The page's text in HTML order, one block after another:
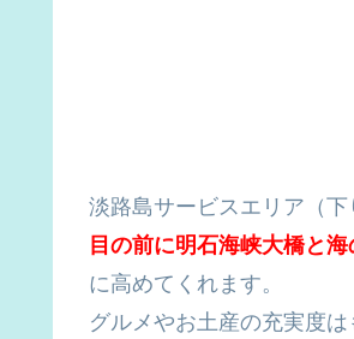
淡路島サービスエリア（
目の前に明石海峡大橋と
に高めてくれます。
グルメやお土産の充実度は